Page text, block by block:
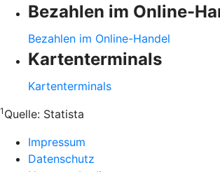
Bezahlen im Online-
Bezahlen im Online-Handel
Kartenterminals
Kartenterminals
1 Quelle: Statista
Impressum
Datenschutz